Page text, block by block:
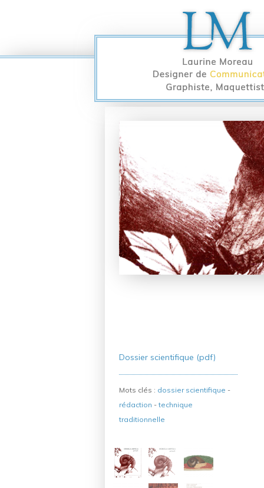
Dossier scientifique (pdf)
Mots clés : dossier scientifique -
rédaction -technique
traditionnelle